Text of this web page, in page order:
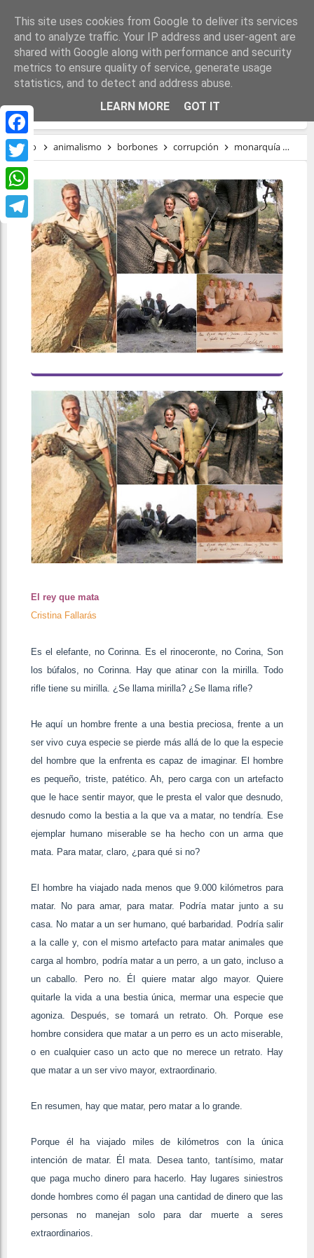
Facebook
Twitter
WhatsApp
Telegram
EL REY QUE MATA
Inicio animalismo borbones corrupción monarquía
El rey que mata
Cristina Fallarás
Es el elefante, no Corinna. Es el rinoceronte, no Corina, Son
los búfalos, no Corinna. Hay que atinar con la mirilla. Todo
rifle tiene su mirilla. ¿Se llama mirilla? ¿Se llama rifle?
He aquí un hombre frente a una bestia preciosa, frente a un
ser vivo cuya especie se pierde más allá de lo que la especie
del hombre que la enfrenta es capaz de imaginar. El hombre
es pequeño, triste, patético. Ah, pero carga con un artefacto
que le hace sentir mayor, que le presta el valor que desnudo,
desnudo como la bestia a la que va a matar, no tendría. Ese
ejemplar humano miserable se ha hecho con un arma que
mata. Para matar, claro, ¿para qué si no?
El hombre ha viajado nada menos que 9.000 kilómetros para
matar. No para amar, para matar. Podría matar junto a su
casa. No matar a un ser humano, qué barbaridad. Podría salir
a la calle y, con el mismo artefacto para matar animales que
carga al hombro, podría matar a un perro, a un gato, incluso a
un caballo. Pero no. Él quiere matar algo mayor. Quiere
quitarle la vida a una bestia única, mermar una especie que
agoniza. Después, se tomará un retrato. Oh. Porque ese
hombre considera que matar a un perro es un acto miserable,
o en cualquier caso un acto que no merece un retrato. Hay
que matar a un ser vivo mayor, extraordinario.
En resumen, hay que matar, pero matar a lo grande.
Porque él ha viajado miles de kilómetros con la única
intención de matar. Él mata. Desea tanto, tantísimo, matar
que paga mucho dinero para hacerlo. Hay lugares siniestros
donde hombres como él pagan una cantidad de dinero que las
personas no manejan solo para dar muerte a seres
extraordinarios.
This site uses cookies from Google to deliver its services
and to analyze traffic. Your IP address and user-agent are
shared with Google along with performance and security
metrics to ensure quality of service, generate usage
statistics, and to detect and address abuse.
LEARN MORE
GOT IT